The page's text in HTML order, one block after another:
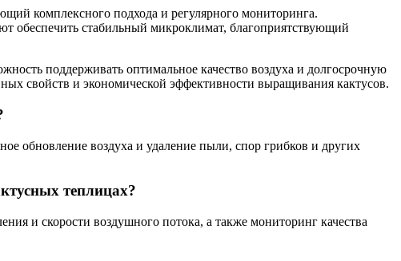
комплексного подхода и регулярного мониторинга.
обеспечить стабильный микроклимат, благоприятствующий
поддерживать оптимальное качество воздуха и долгосрочную
свойств и экономической эффективности выращивания кактусов.
обновление воздуха и удаление пыли, спор грибков и других
теплицах?
и скорости воздушного потока, а также мониторинг качества